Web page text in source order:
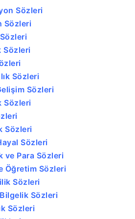
Sözleri
Sözleri
Sözleri
Sözleri
Sözleri
Sözleri
Sözleri
Sözleri
ve Para Sözleri
Öğretim Sözleri
Sözleri
Sözleri
Sözleri